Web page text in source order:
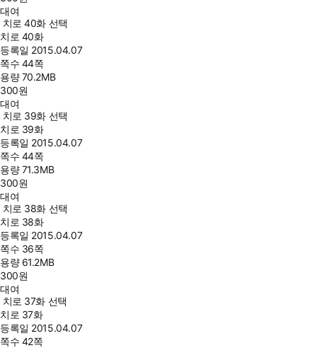
대여
치로 40화 선택
치로 40화
등록일 2015.04.07
쪽수 44쪽
용량70.2MB
300원
대여
치로 39화 선택
치로 39화
등록일 2015.04.07
쪽수 44쪽
용량71.3MB
300원
대여
치로 38화 선택
치로 38화
등록일 2015.04.07
쪽수 36쪽
용량 61.2MB
300원
대여
치로 37화 선택
치로 37화
등록일 2015.04.07
쪽수 42쪽